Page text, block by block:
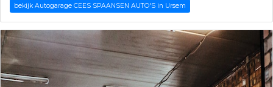
bekijk Autogarage CEES SPAANSEN AUTO'S in Ursem